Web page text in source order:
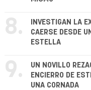
8.
INVESTIGAN LA
CAERSE DESDE
ESTELLA
9.
UN NOVILLO
ENCIERRO DE
UNA CORNADA